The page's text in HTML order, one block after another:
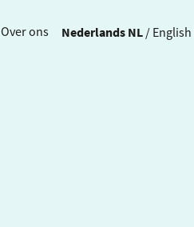
Over ons Nederlands NL / English